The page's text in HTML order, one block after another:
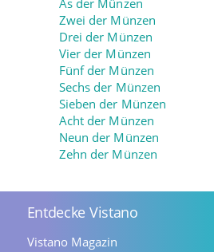
As der Münzen
Zwei der Münzen
Drei der Münzen
Vier der Münzen
Fünf der Münzen
Sechs der Münzen
Sieben der Münzen
Acht der Münzen
Neun der Münzen
Zehn der Münzen
Entdecke Vistano
Vistano Magazin